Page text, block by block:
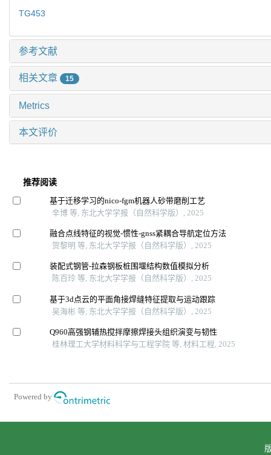
TG453
参考文献
相关文章 15
Metrics
本文评价
推荐阅读
基于迁移学习的nico-fgm机器人砂带磨削工艺
辛博 等, 东北大学学报（自然科学版）, 2025
融合点线特征的视觉-惯性-gnss紧耦合导航定位方法
贺黎明 等, 东北大学学报（自然科学版）, 2025
装配式钢管-拉森钢板桩围堰结构数值模拟分析
陈百玲 等, 东北大学学报（自然科学版）, 2025
基于3d点云的平面角接焊缝特征提取与运动跟踪
吴海彬 等, 东北大学学报（自然科学版）, 2025
Q960高强钢辅热搅拌摩擦焊接头组织演变与韧性
桂林理工大学材料科学与工程学院 等, 材料工程, 2025
Powered by